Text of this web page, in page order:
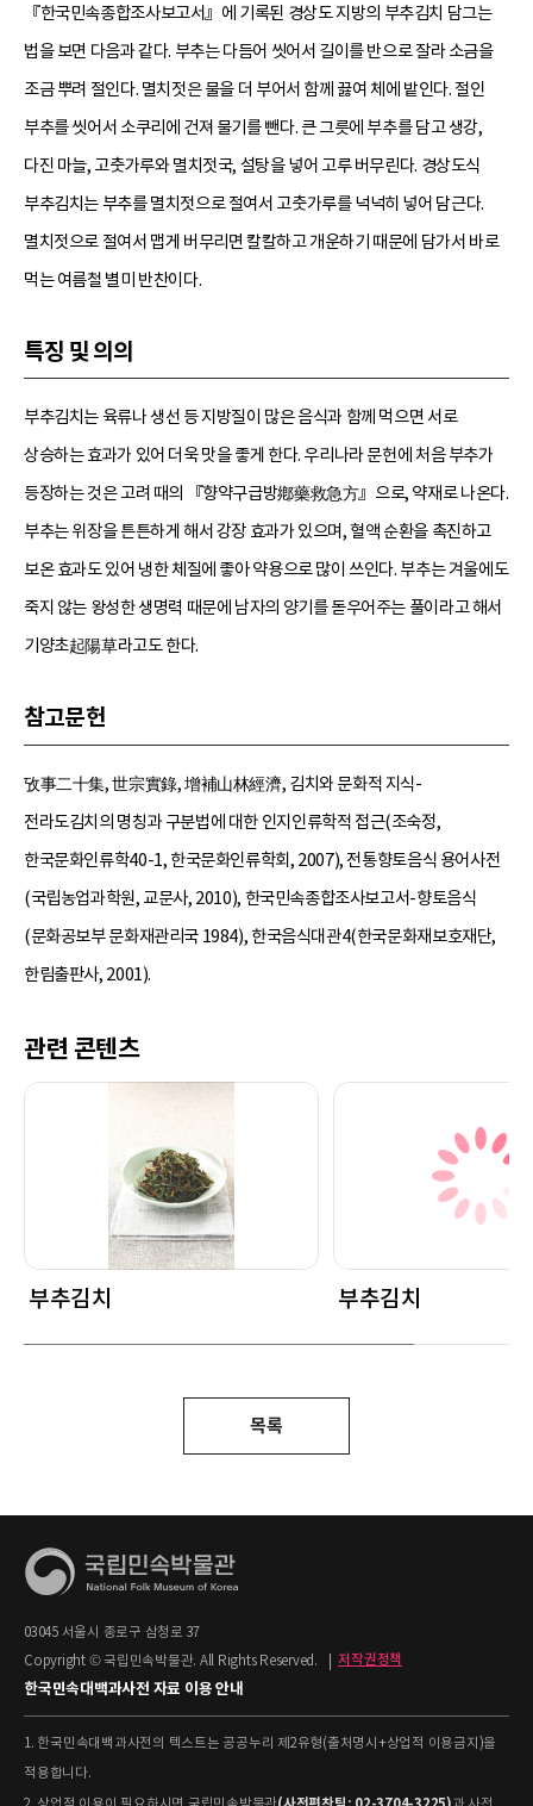
『한국민속종합조사보고서』에 기록된 경상도 지방의 부추김치 담그는
법을 보면 다음과 같다. 부추는 다듬어 씻어서 길이를 반으로 잘라 소금을
조금 뿌려 절인다. 멸치젓은 물을 더 부어서 함께 끓여 체에 밭인다. 절인
부추를 씻어서 소쿠리에 건져 물기를 뺀다. 큰 그릇에 부추를 담고 생강,
다진 마늘, 고춧가루와 멸치젓국, 설탕을 넣어 고루 버무린다. 경상도식
부추김치는 부추를 멸치젓으로 절여서 고춧가루를 넉넉히 넣어 담근다.
멸치젓으로 절여서 맵게 버무리면 칼칼하고 개운하기 때문에 담가서 바로
먹는 여름철 별미 반찬이다.
특징 및 의의
부추김치는 육류나 생선 등 지방질이 많은 음식과 함께 먹으면 서로
상승하는 효과가 있어 더욱 맛을 좋게 한다. 우리나라 문헌에 처음 부추가
등장하는 것은 고려 때의 『향약구급방鄕藥救急方』으로, 약재로 나온다.
부추는 위장을 튼튼하게 해서 강장 효과가 있으며, 혈액 순환을 촉진하고
보온 효과도 있어 냉한 체질에 좋아 약용으로 많이 쓰인다. 부추는 겨울에도
죽지 않는 왕성한 생명력 때문에 남자의 양기를 돋우어주는 풀이라고 해서
기양초起陽草라고도 한다.
참고문헌
攷事二十集, 世宗實錄, 增補山林經濟, 김치와 문화적 지식-
전라도김치의 명칭과 구분법에 대한 인지인류학적 접근(조숙정,
한국문화인류학40-1, 한국문화인류학회, 2007), 전통향토음식 용어사전
(국립농업과학원, 교문사, 2010), 한국민속종합조사보고서-향토음식
(문화공보부 문화재관리국 1984), 한국음식대관4(한국문화재보호재단,
한림출판사, 2001).
관련 콘텐츠
부추김치 부추김치
목록
03045 서울시 종로구 삼청로 37
Copyright © 국립민속박물관. All Rights Reserved.
저작권정책
한국민속대백과사전 자료 이용 안내
1. 한국민속대백과사전의 텍스트는 공공누리 제2유형(출처명시+상업적 이용금지)을
적용합니다.